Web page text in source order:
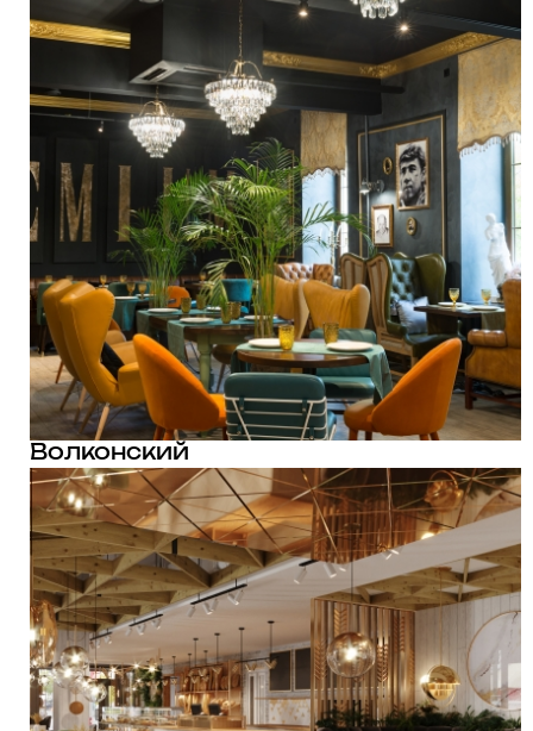
Волконский